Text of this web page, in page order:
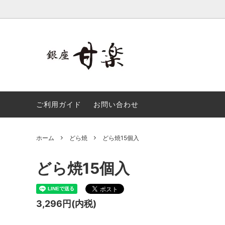
銀六餅、小夏一番詰合せ 銀座ゴ
ご利用ガイド お問い合わせ
ホーム どら焼 どら焼15個入
どら焼15個入
3,296円(内税)